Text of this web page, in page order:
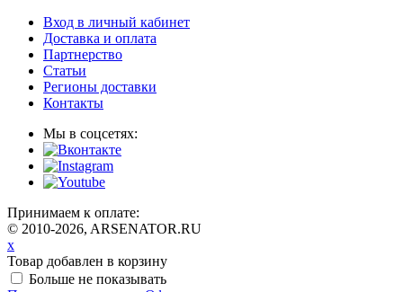
Вход в личный кабинет
Доставка и оплата
Партнерство
Статьи
Регионы доставки
Контакты
Мы в соцсетях:
Принимаем к оплате:
© 2010-2026, ARSENATOR.RU
x
Товар добавлен в корзину
Больше не показывать